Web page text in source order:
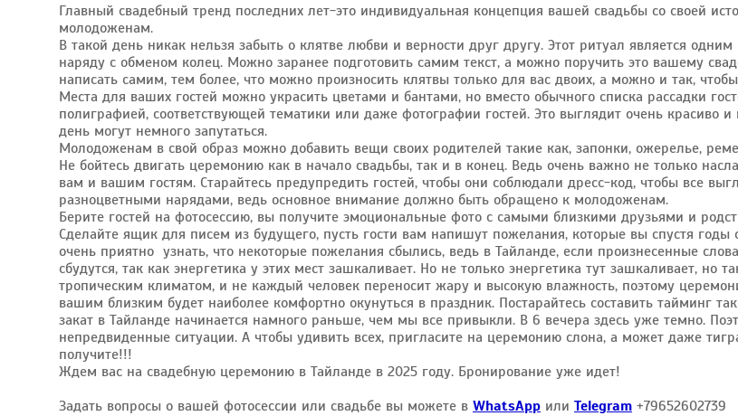
Главный свадебный тренд последних лет-это индивидуальная концепция вашей свадьбы со своей
молодоженам.
В такой день никак нельзя забыть о клятве любви и верности друг другу. Этот ритуал является
наряду с обменом колец. Можно заранее подготовить самим текст, а можно поручить это вашему
написать самим, тем более, что можно произносить клятвы только для вас двоих, а можно и так,
Места для ваших гостей можно украсить цветами и бантами, но вместо обычного списка рассадки
полиграфией, соответствующей тематики или даже фотографии гостей. Это выглядит очень красиво
день могут немного запутаться.
Молодоженам в свой образ можно добавить вещи своих родителей такие как, запонки, ожерелье,
Не бойтесь двигать церемонию как в начало свадьбы, так и в конец. Ведь очень важно не только
вам и вашим гостям. Старайтесь предупредить гостей, чтобы они соблюдали дресс-код, чтобы все
разноцветными нарядами, ведь основное внимание должно быть обращено к молодоженам.
Берите гостей на фотосессию, вы получите эмоциональные фото с самыми близкими друзьями и
Сделайте ящик для писем из будущего, пусть гости вам напишут пожелания, которые вы спустя
очень приятно узнать, что некоторые пожелания сбылись, ведь в Тайланде, если произнесенные
сбудутся, так как энергетика у этих мест зашкаливает. Но не только энергетика тут зашкаливает, но
тропическим климатом, и не каждый человек переносит жару и высокую влажность, поэтому
вашим близким будет наиболее комфортно окунуться в праздник. Постарайтесь составить тайминг
закат в Тайланде начинается намного раньше, чем мы все привыкли. В 6 вечера здесь уже темно.
непредвиденные ситуации. А чтобы удивить всех, пригласите на церемонию слона, а может даже
получите!!!
Ждем вас на свадебную церемонию в Тайланде в 2025 году. Бронирование уже идет!
Задать вопросы о вашей фотосессии или свадьбе вы можете в WhatsApp или Telegram +79652602739